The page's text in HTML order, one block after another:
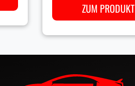
ZUM PRODUKT